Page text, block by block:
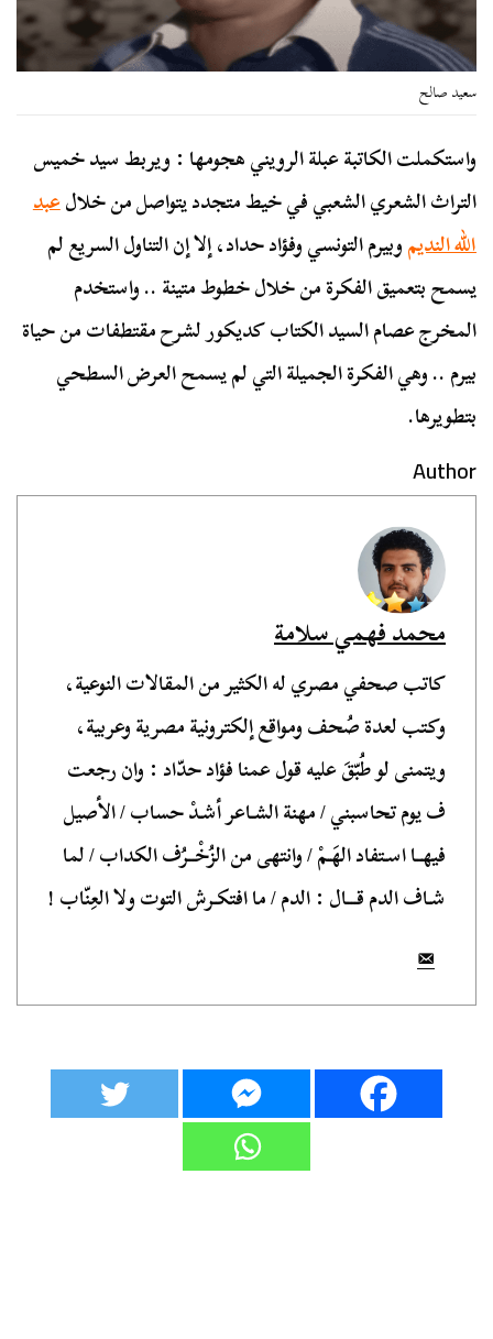
سعيد صالح
واستكملت الكاتبة عبلة الرويني هجومها : ويربط سيد خميس
التراث الشعري الشعبي في خيط متجدد يتواصل من خلالعبد
الله النديموبيرم التونسي وفؤاد حداد، إلا إن التناول السريع لم
يسمح بتعميق الفكرة من خلال خطوط متينة .. واستخدم
المخرج عصام السيد الكتاب كديكور لشرح مقتطفات من حياة
بيرم .. وهي الفكرة الجميلة التي لم يسمح العرض السطحي
بتطويرها.
Author
محمد فهمي سلامة
كاتب صحفي مصري له الكثير من المقالات النوعية،
وكتب لعدة صُحف ومواقع إلكترونية مصرية وعربية،
ويتمنى لو طُبّقَ عليه قول عمنا فؤاد حدّاد : وان رجعت
ف يوم تحاسبني / مهنة الشـاعر أشـدْ حساب / الأصيل
فيهــا اسـتفاد الهَـمْ / وانتهى من الزُخْــرُف الكداب / لما
شـاف الدم قـــال : الدم / ما افتكـرش التوت ولا العِنّاب !